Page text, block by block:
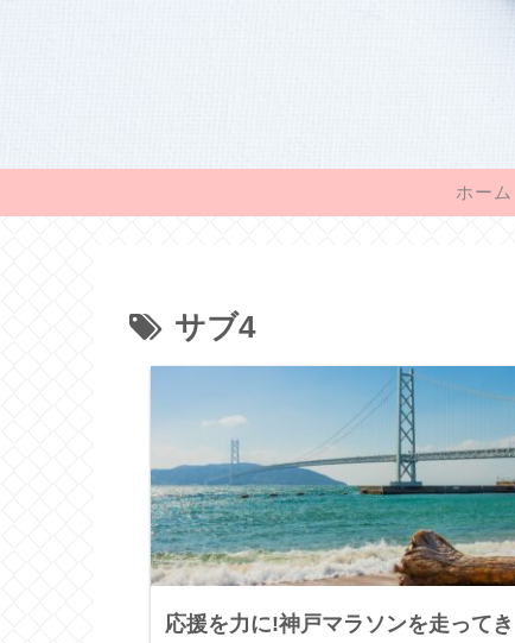
ホーム
サブ4
応援を力に!神戸マラソンを走ってき